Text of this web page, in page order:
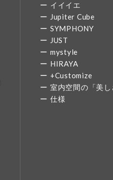
イイイエ
Jupiter Cube
SYMPHONY
JUST
mystyle
HIRAYA
+Customize
室内空間の「美し
仕様